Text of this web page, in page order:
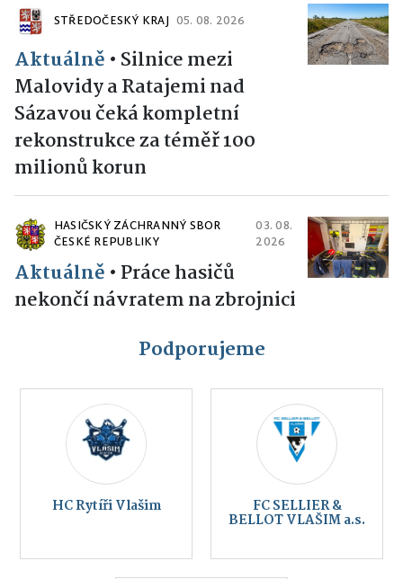
STŘEDOČESKÝ KRAJ 05. 08. 2026
Aktuálně • Silnice mezi
Malovidy a Ratajemi nad
Sázavou čeká kompletní
rekonstrukce za téměř 100
milionů korun
HASIČSKÝ ZÁCHRANNÝ SBOR
ČESKÉ REPUBLIKY
03. 08.
2026
Aktuálně • Práce hasičů
nekončí návratem na zbrojnici
Podporujeme
HC Rytíři Vlašim FC SELLIER &
BELLOT VLAŠIM a.s.